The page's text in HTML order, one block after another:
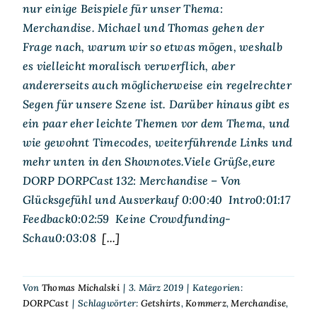
nur einige Beispiele für unser Thema:
Merchandise. Michael und Thomas gehen der
Frage nach, warum wir so etwas mögen, weshalb
es vielleicht moralisch verwerflich, aber
andererseits auch möglicherweise ein regelrechter
Segen für unsere Szene ist. Darüber hinaus gibt es
ein paar eher leichte Themen vor dem Thema, und
wie gewohnt Timecodes, weiterführende Links und
mehr unten in den Shownotes.Viele Grüße,eure
DORP DORPCast 132: Merchandise – Von
Glücksgefühl und Ausverkauf 0:00:40 Intro0:01:17
Feedback0:02:59 Keine Crowdfunding-
Schau0:03:08 [...]
Von Thomas Michalski | 3. März 2019 | Kategorien:
DORPCast | Schlagwörter: Getshirts,Kommerz,Merchandise,